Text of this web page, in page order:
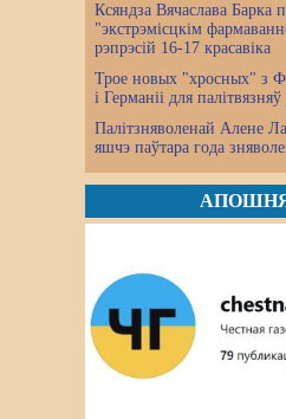
Ксяндза Вячаслава Барка
"экстрэмісцкім
рэпрэсій 16-17 красавіка
Трое новых "хросных" з
і Германіі для
Палітзняволенай Алене
яшчэ паўтара года